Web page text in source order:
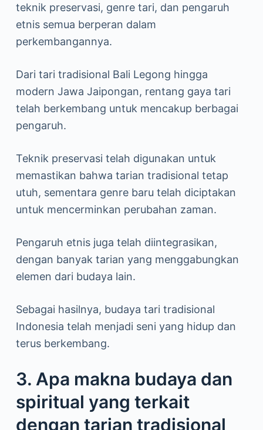
teknik preservasi, genre tari, dan pengaruh
etnis semua berperan dalam
perkembangannya.
Dari tari tradisional Bali Legong hingga
modern Jawa Jaipongan, rentang gaya tari
telah berkembang untuk mencakup berbagai
pengaruh.
Teknik preservasi telah digunakan untuk
memastikan bahwa tarian tradisional tetap
utuh, sementara genre baru telah diciptakan
untuk mencerminkan perubahan zaman.
Pengaruh etnis juga telah diintegrasikan,
dengan banyak tarian yang menggabungkan
elemen dari budaya lain.
Sebagai hasilnya, budaya tari tradisional
Indonesia telah menjadi seni yang hidup dan
terus berkembang.
3. Apa makna budaya dan
spiritual yang terkait
dengan tarian tradisional